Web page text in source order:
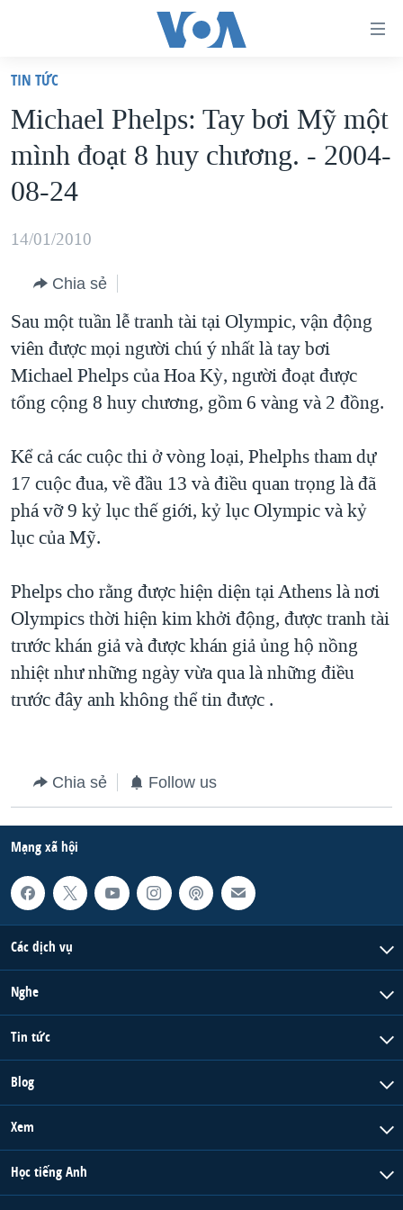
truy
cập
Tới
nội
chính
hướng
chính
Đi
tới
VIỆT NAM
HOA KỲ
BIỂN ĐÔNG
THẾ GIỚI
DIỄN ĐÀN
MỤC
TỰ DO BÁO CHÍ
VẠCH TRẦN TIN GIẢ
ĐỜI SỐNG
KINH TẾ
KHOA HỌC
SỨC KHOẺ
VĂN HOÁ
THỂ THAO
GIÁO DỤC
CHUYÊN ĐỀ
CHIẾN TRANH THƯƠNG MẠI CỦA MỸ: QUÁ KHỨ VÀ HIỆN
TẠI
MỘT NĂM CHIẾN TRANH TẠI DẢI GAZA
GIẢI MÃ VÀNH ĐAI & CON ĐƯỜNG
NGÀY TỊ NẠN THẾ GIỚI
GROUND ZERO – XƯA VÀ NAY
CÁC GIÁ TRỊ CỘNG HÒA Ở VIỆT NAM
THƯỢNG ĐỈNH TRUMP-KIM TẠI VIỆT NAM
QUAN HỆ VIỆT MỸ
HỌC TIẾNG ANH
NGHE
MẠNG XÃ HỘI
Ngôn ngữ khác
TIN TỨC
Michael Phelps: Tay bơi Mỹ một
mình đoạt 8 huy chương. - 2004-
08-24
14/01/2010
Chia sẻ
Sau một tuần lễ tranh tài tại Olympic, vận động
viên được mọi người chú ý nhất là tay bơi
Michael Phelps của Hoa Kỳ, người đoạt được
tổng cộng 8 huy chương, gồm 6 vàng và 2 đồng.
Kể cả các cuộc thi ở vòng loại, Phelphs tham dự
17 cuộc đua, về đầu 13 và điều quan trọng là đã
phá vỡ 9 kỷ lục thế giới, kỷ lục Olympic và kỷ
lục của Mỹ.
Phelps cho rằng được hiện diện tại Athens là nơi
Olympics thời hiện kim khởi động, được tranh tài
trước khán giả và được khán giả ủng hộ nồng
nhiệt như những ngày vừa qua là những điều
trước đây anh không thể tin được .
Chia sẻ Follow us
Mạng xã hội
Các dịch vụ
Nghe
Tin tức
Blog
Xem
Học tiếng Anh